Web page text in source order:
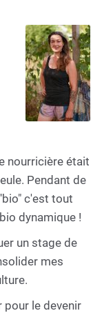
nourricière était
Pendant de
c'est tout
dynamique !
un stage de
mes
pour le devenir